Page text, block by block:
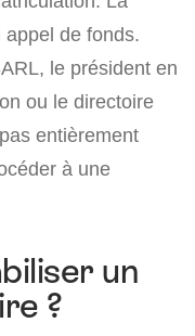
de fonds.
le président en
ou le directoire
entièrement
à une
un
?